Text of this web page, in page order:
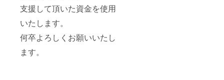
支援して頂いた資金を使用
いたします。
何卒よろしくお願いいたし
ます。